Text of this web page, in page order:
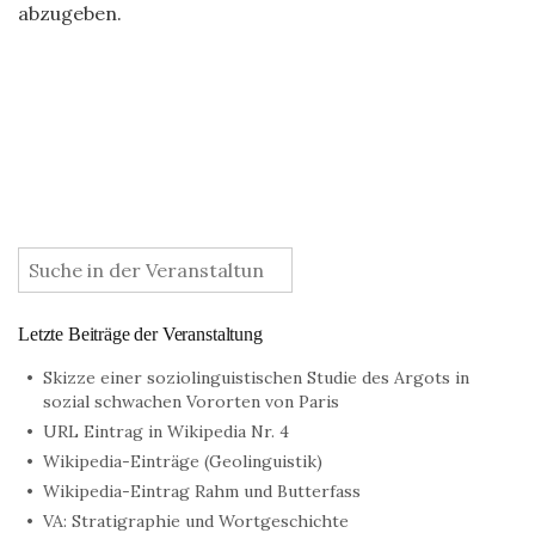
abzugeben.
:
Letzte Beiträge der Veranstaltung
Skizze einer soziolinguistischen Studie des Argots in
sozial schwachen Vororten von Paris
URL Eintrag in Wikipedia Nr. 4
Wikipedia-Einträge (Geolinguistik)
Wikipedia-Eintrag Rahm und Butterfass
VA: Stratigraphie und Wortgeschichte